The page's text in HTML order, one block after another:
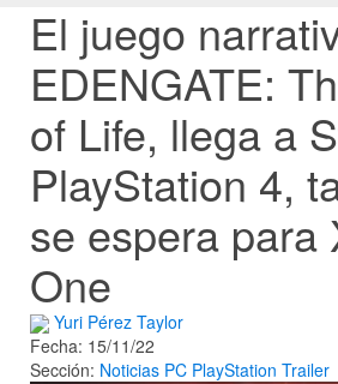
El juego
EDENGATE:
of Life, llega a
PlayStation 4,
se espera para
One
Yuri Pérez Taylor
Fecha: 15/11/22
Sección: Noticias PC PlayStation Trailer